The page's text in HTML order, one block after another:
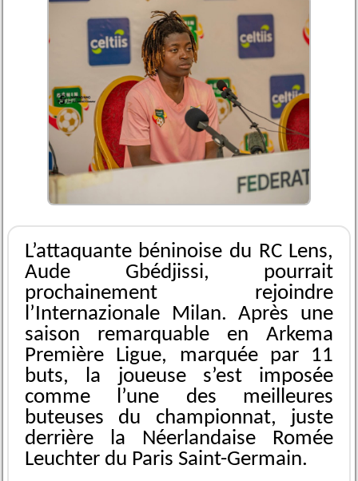
L’attaquante béninoise du RC Lens,
Aude Gbédjissi, pourrait
prochainement rejoindre
l’Internazionale Milan. Après une
saison remarquable en Arkema
Première Ligue, marquée par 11
buts, la joueuse s’est imposée
comme l’une des meilleures
buteuses du championnat, juste
derrière la Néerlandaise Romée
Leuchter du Paris Saint-Germain.